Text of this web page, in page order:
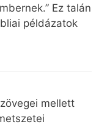
Ez talán
példázatok
mellett